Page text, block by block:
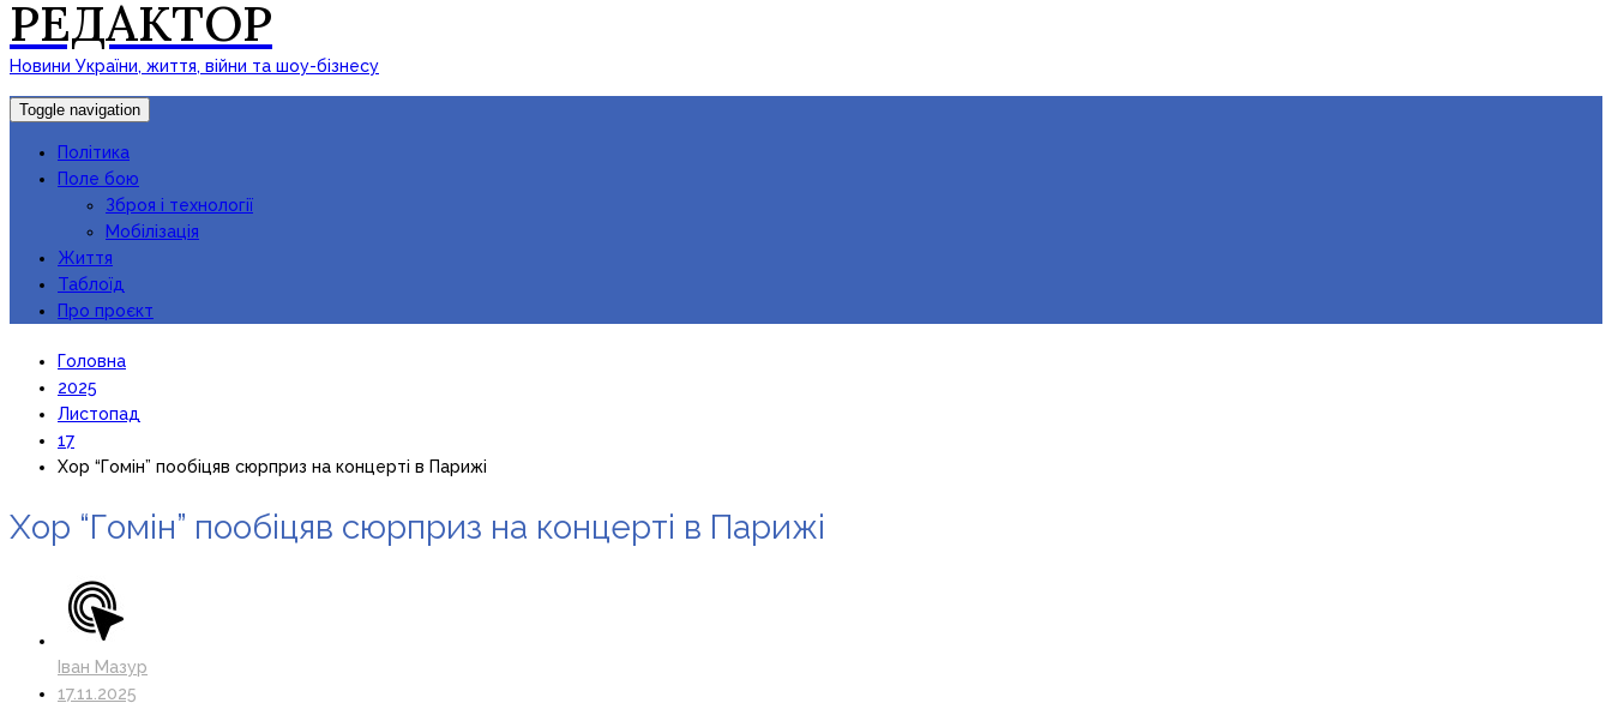
РЕДАКТОР
Новини України, життя, війни та шоу-бізнесу
Toggle navigation
Політика
Поле бою
Зброя і технології
Мобілізація
Життя
Таблоїд
Про проєкт
Головна
2025
Листопад
17
Хор “Гомін” пообіцяв сюрприз на концерті в Парижі
Хор “Гомін” пообіцяв сюрприз на концерті в Парижі
Іван Мазур
17.11.2025